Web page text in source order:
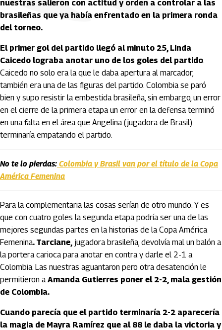
nuestras salieron con actitud y orden a controlar a las
brasileñas que ya había enfrentado en la primera ronda
del torneo.
El primer gol del partido llegó al minuto 25, Linda
Caicedo lograba anotar uno de los goles del partido.
Caicedo no solo era la que le daba apertura al marcador,
también era una de las figuras del partido. Colombia se paró
bien y supo resistir la embestida brasileña, sin embargo, un error
en el cierre de la primera etapa un error en la defensa terminó
en una falta en el área que Angelina (jugadora de Brasil)
terminaría empatando el partido.
No te lo pierdas: Colombia y Brasil van por el título de la Copa
América Femenina
Para la complementaria las cosas serían de otro mundo. Y es
que con cuatro goles la segunda etapa podría ser una de las
mejores segundas partes en la historias de la Copa América
Femenina. Tarciane, jugadora brasileña, devolvía mal un balón a
la portera carioca para anotar en contra y darle el 2-1 a
Colombia. Las nuestras aguantaron pero otra desatención le
permitieron aAmanda Gutierres poner el 2-2, mala gestión
de Colombia.
Cuando parecía que el partido terminaría 2-2 aparecería
la magia de Mayra Ramírez que al 88 le daba la victoria y